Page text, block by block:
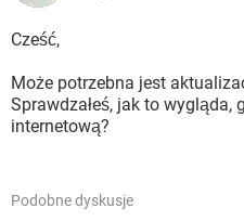
Cześć,
Może potrzebna jest
Sprawdzałeś, jak to wygląda,
internetową?
Podobne dyskusje